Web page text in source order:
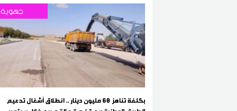
جهوية
بكلفة تناهز 60 مليون دينار .. انطلاق أشغال تدعيم